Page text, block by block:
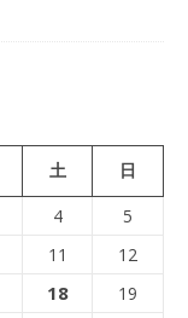
土 日
4
5
11
12
18
19